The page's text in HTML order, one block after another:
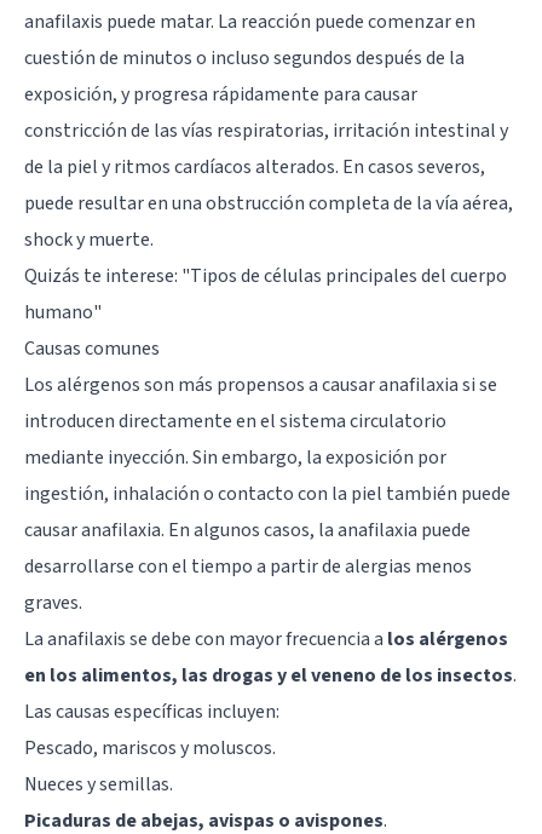
anafilaxis puede matar. La reacción puede comenzar en
cuestión de minutos o incluso segundos después de la
exposición, y progresa rápidamente para causar
constricción de las vías respiratorias, irritación intestinal y
de la piel y ritmos cardíacos alterados. En casos severos,
puede resultar en una obstrucción completa de la vía aérea,
shock y muerte.
Quizás te interese: "Tipos de células principales del cuerpo
humano"
Causas comunes
Los alérgenos son más propensos a causar anafilaxia si se
introducen directamente en el sistema circulatorio
mediante inyección. Sin embargo, la exposición por
ingestión, inhalación o contacto con la piel también puede
causar anafilaxia. En algunos casos, la anafilaxia puede
desarrollarse con el tiempo a partir de alergias menos
graves.
La anafilaxis se debe con mayor frecuencia a los alérgenos
en los alimentos, las drogas y el veneno de los insectos.
Las causas específicas incluyen:
Pescado, mariscos y moluscos.
Nueces y semillas.
Picaduras de abejas, avispas o avispones.